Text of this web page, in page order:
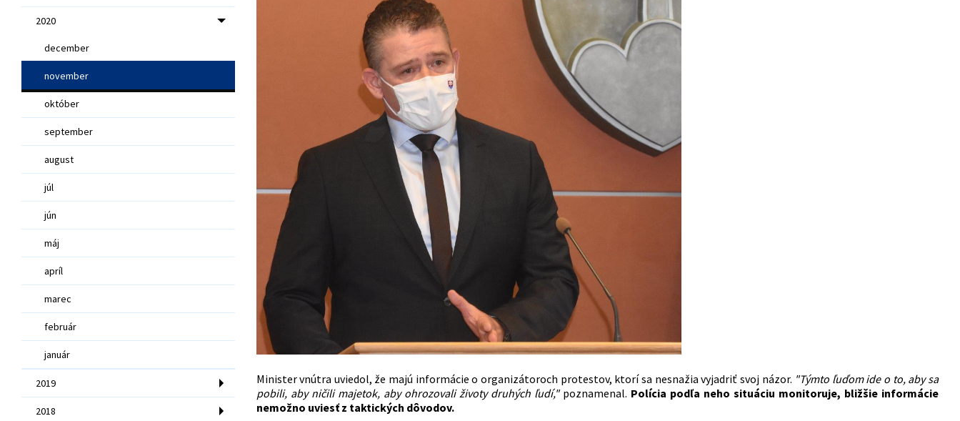
2020
december
november
október
september
august
júl
jún
máj
apríl
marec
február
január
2019
2018
Minister vnútra uviedol, že majú informácie o organizátoroch protestov, ktorí sa nesnažia vyjadriť svoj názor. "Týmto ľuďom ide o to, aby sa
pobili, aby ničili majetok, aby ohrozovali životy druhých ľudí,"poznamenal. Polícia podľa neho situáciu monitoruje, bližšie informácie
nemožno uviesť z taktických dôvodov.